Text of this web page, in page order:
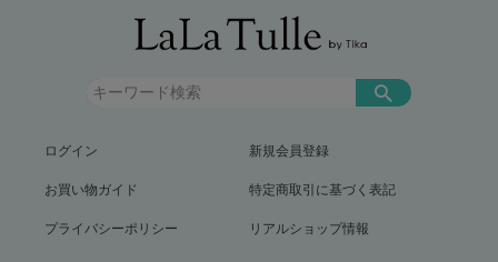
ログイン 新規会員登録
お買い物ガイド 特定商取引に基づく表記
プライバシーポリシー リアルショップ情報